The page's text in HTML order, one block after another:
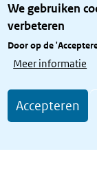
We gebruiken
verbeteren
Door op de
Meer informatie
Accepteren
Privacy
Toegang